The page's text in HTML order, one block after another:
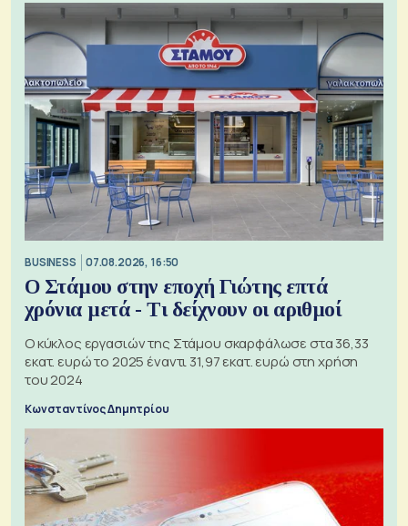
BUSINESS 07.08.2026, 16:50
Ο Στάμου στην εποχή Γιώτης επτά
χρόνια μετά - Τι δείχνουν οι αριθμοί
Ο κύκλος εργασιών της Στάμου σκαρφάλωσε στα 36,33
εκατ. ευρώ το 2025 έναντι 31,97 εκατ. ευρώ στη χρήση
του 2024
Κωνσταντίνος Δημητρίου